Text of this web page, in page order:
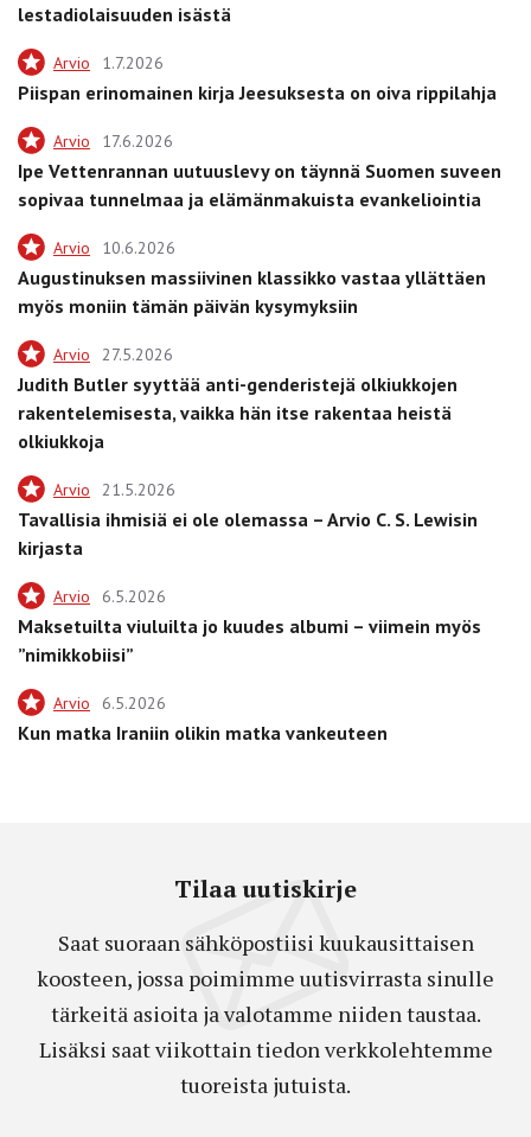
lestadiolaisuuden isästä
Arvio 1.7.2026
Piispan erinomainen kirja Jeesuksesta on oiva rippilahja
Arvio 17.6.2026
Ipe Vettenrannan uutuuslevy on täynnä Suomen suveen
sopivaa tunnelmaa ja elämänmakuista evankeliointia
Arvio 10.6.2026
Augustinuksen massiivinen klassikko vastaa yllättäen
myös moniin tämän päivän kysymyksiin
Arvio 27.5.2026
Judith Butler syyttää anti-genderistejä olkiukkojen
rakentelemisesta, vaikka hän itse rakentaa heistä
olkiukkoja
Arvio 21.5.2026
Tavallisia ihmisiä ei ole olemassa – Arvio C. S. Lewisin
kirjasta
Arvio 6.5.2026
Maksetuilta viuluilta jo kuudes albumi – viimein myös
”nimikkobiisi”
Arvio 6.5.2026
Kun matka Iraniin olikin matka vankeuteen
Tilaa uutiskirje
Saat suoraan sähköpostiisi kuukausittaisen
koosteen, jossa poimimme uutisvirrasta sinulle
tärkeitä asioita ja valotamme niiden taustaa.
Lisäksi saat viikottain tiedon verkkolehtemme
tuoreista jutuista.